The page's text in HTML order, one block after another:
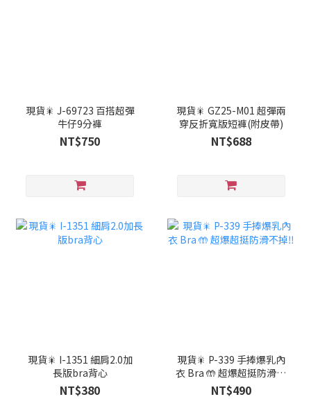
現貨🎇 J-69723 百搭超彈
牛仔9分褲
NT$750
現貨🎇 GZ25-M01 超彈兩
穿反折寬版短褲(附皮帶)
NT$688
現貨🎇 I-1351 細肩2.0加
長版bra背心
NT$380
現貨🎇 P-339 手捧爆乳內
衣 Bra 🤲 超爆超挺防滑不
掉‼️
NT$490